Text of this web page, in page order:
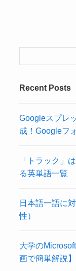
Recent Posts
Googleスプレ
成！Googleフ
「トラック」
る英単語一覧
日本語一語に
性）
大学の
画で簡単解説】